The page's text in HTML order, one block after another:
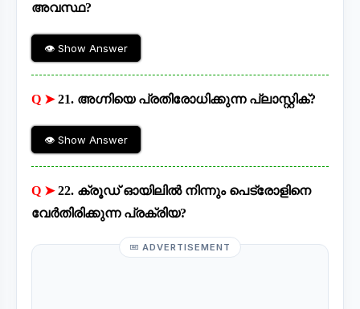
അവസ്ഥ?
👁 Show Answer
Q ➤21. അഗ്നിയെ പ്രതിരോധിക്കുന്ന പ്ലാസ്റ്റിക്?
👁 Show Answer
Q ➤22. ക്രൂഡ് ഓയിലിൽ നിന്നും പെട്രോളിനെ
വേർതിരിക്കുന്ന പ്രക്രിയ?
ADVERTISEMENT